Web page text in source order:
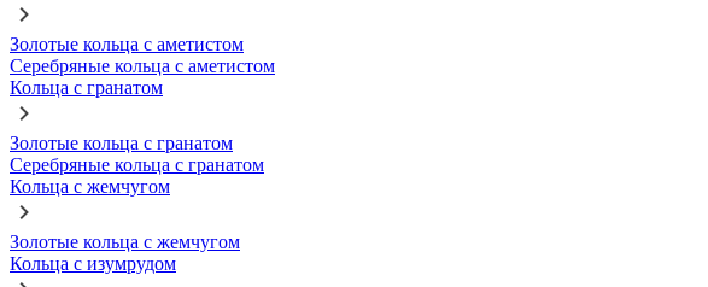
Золотые кольца с аметистом
Серебряные кольца с аметистом
Кольца с гранатом
Золотые кольца с гранатом
Серебряные кольца с гранатом
Кольца с жемчугом
Золотые кольца с жемчугом
Кольца с изумрудом